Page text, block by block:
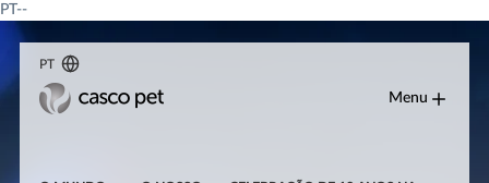
PT--
PT
Menu